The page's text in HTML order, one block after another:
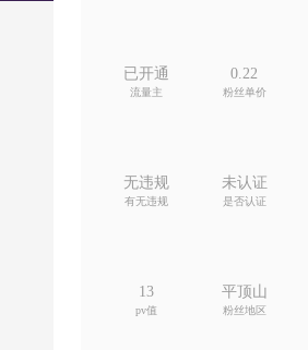
已开通
流量主
0.22
粉丝单价
无违规
有无违规
未认证
是否认证
13
pv值
平顶山
粉丝地区